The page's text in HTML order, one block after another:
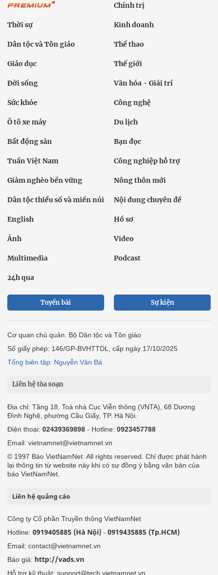
Chính trị
Thời sự Kinh doanh
Dân tộc và Tôn giáo Thể thao
Giáo dục Thế giới
Đời sống Văn hóa - Giải trí
Sức khỏe Công nghệ
Ô tô xe máy Du lịch
Bất động sản Bạn đọc
Tuần Việt Nam Công nghiệp hỗ trợ
Giảm nghèo bền vững Nông thôn mới
Dân tộc thiểu số và miền núi Nội dung chuyên đề
English Hồ sơ
Ảnh Video
Multimedia Podcast
24h qua
Tuyến bài Sự kiện
Cơ quan chủ quản: Bộ Dân tộc và Tôn giáo
Số giấy phép: 146/GP-BVHTTDL, cấp ngày 17/10/2025
Tổng biên tập: Nguyễn Văn Bá
Liên hệ tòa soạn
Địa chỉ: Tầng 18, Toà nhà Cục Viễn thông (VNTA), 68 Dương
Đình Nghệ, phường Cầu Giấy, TP. Hà Nội.
Điện thoại: 02439369898 - Hotline: 0923457788
Email: vietnamnet@vietnamnet.vn
© 1997 Báo VietNamNet. All rights reserved. Chỉ được phát hành
lại thông tin từ website này khi có sự đồng ý bằng văn bản của
báo VietNamNet.
Liên hệ quảng cáo
Công ty Cổ phần Truyền thông VietNamNet
Hotline: 0919405885 (Hà Nội) - 0919435885 (Tp.HCM)
Email: contact@vietnamnet.vn
Báo giá: http://vads.vn
Hỗ trợ kỹ thuật: support@tech.vietnamnet.vn